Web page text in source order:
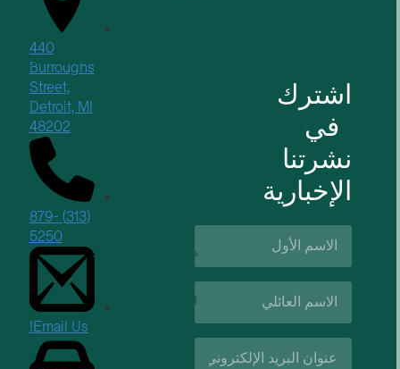
اشترك
في
نشرتنا
الإخبارية
الاسم
الأول*
اسم
العائلة*
البريد
الإلكتروني*
للشركات الناشئة في مجال التكنولوجيا
دعم الأعمال والموارد
الوظائف
440
Burroughs
Street,
Detroit, MI
48202
(313) 879-
5250
Email Us!